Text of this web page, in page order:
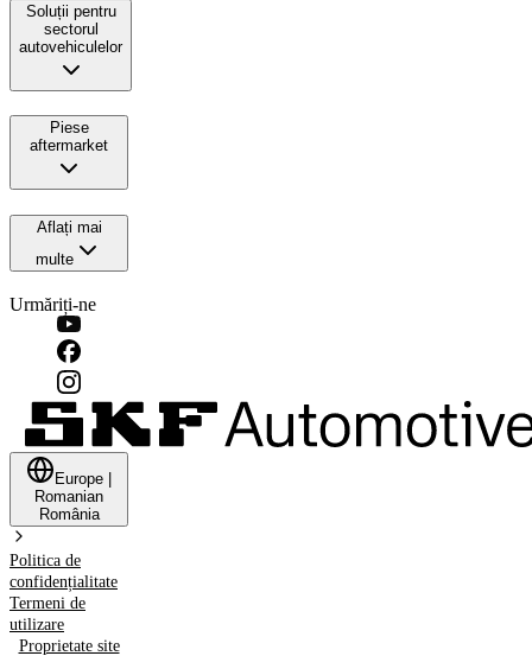
Soluții pentru
sectorul
autovehiculelor
Piese
aftermarket
Aflați mai
multe
Urmăriți-ne
Europe
Romanian
România
Politica de
confidențialitate
Termeni de
utilizare
Proprietate site